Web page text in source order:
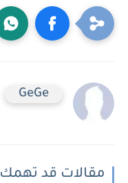
GeGe
مقالات قد تهمك